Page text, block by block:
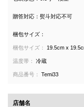
贈答対応：熨斗対応不可
梱包サイズ：
梱包サイズ： 19.5cm x
温度帯： 冷蔵
商品番号： Temi33
店舗名